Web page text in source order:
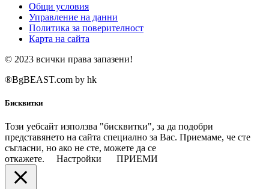
Общи условия
Управление на данни
Политика за поверителност
Карта на сайта
© 2023 всички права запазени!
®BgBEAST.com by hk
Бисквитки
Този уебсайт използва "бисквитки", за да подобри
представянето на сайта специално за Вас. Приемаме, че сте
съгласни, но ако не сте, можете да се
откажете.
Настройки ПРИЕМИ